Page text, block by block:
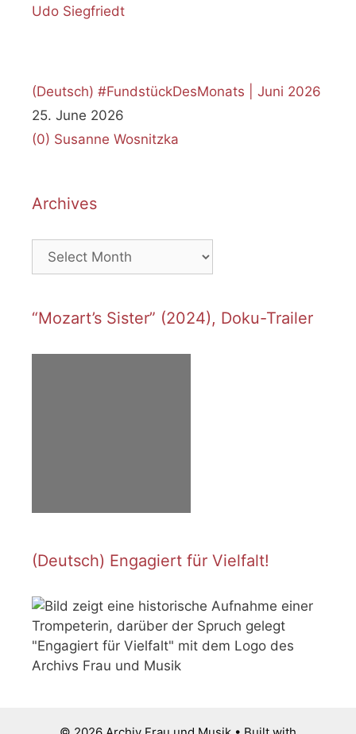
(Deutsch) #FundstückDesMonats | Juni 2026
25. June 2026
(0) Susanne Wosnitzka
Archives
Archives
“Mozart’s Sister” (2024), Doku-Trailer
(Deutsch) Engagiert für Vielfalt!